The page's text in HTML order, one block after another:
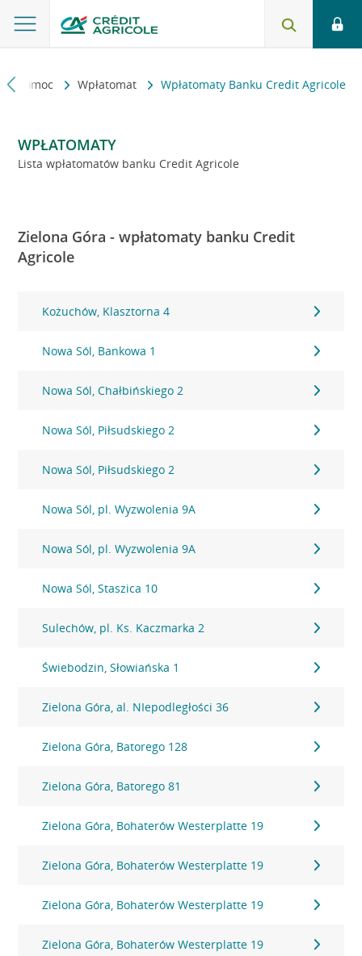
i pomoc Wpłatomat Wpłatomaty Banku Credit Agricole
WPŁATOMATY
Lista wpłatomatów banku Credit Agricole
Zielona Góra - wpłatomaty banku Credit
Agricole
Kożuchów, Klasztorna 4
Nowa Sól, Bankowa 1
Nowa Sól, Chałbińskiego 2
Nowa Sól, Piłsudskiego 2
Nowa Sól, Piłsudskiego 2
Nowa Sól, pl. Wyzwolenia 9A
Nowa Sól, pl. Wyzwolenia 9A
Nowa Sól, Staszica 10
Sulechów, pl. Ks. Kaczmarka 2
Świebodzin, Słowiańska 1
Zielona Góra, al. NIepodległości 36
Zielona Góra, Batorego 128
Zielona Góra, Batorego 81
Zielona Góra, Bohaterów Westerplatte 19
Zielona Góra, Bohaterów Westerplatte 19
Zielona Góra, Bohaterów Westerplatte 19
Zielona Góra, Bohaterów Westerplatte 19